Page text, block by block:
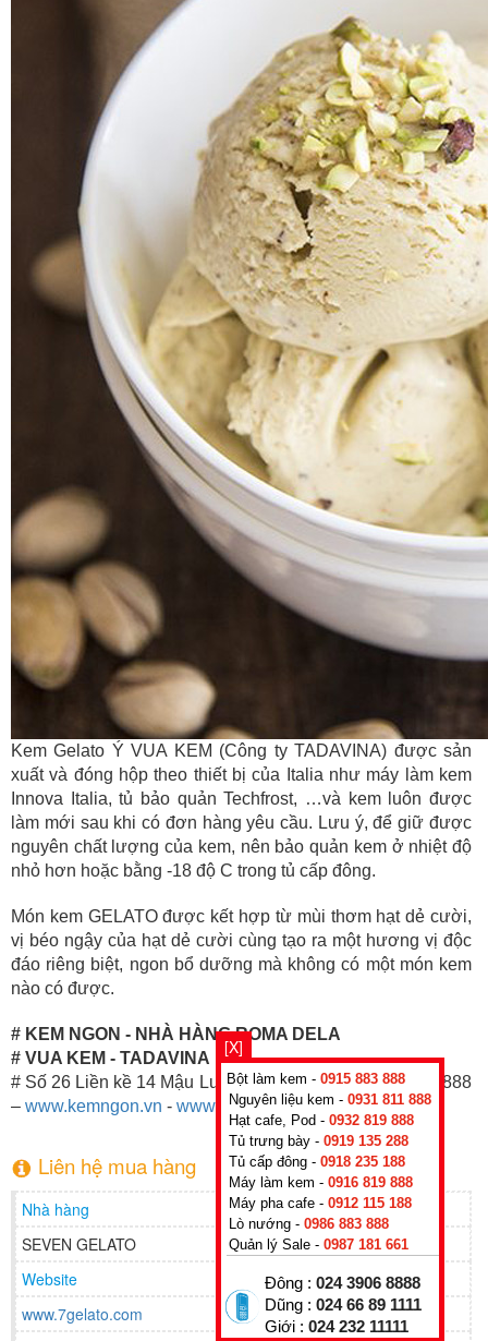
Kem Gelato Ý VUA KEM (Công ty TADAVINA) được sản
xuất và đóng hộp theo thiết bị của Italia như máy làm kem
Innova Italia, tủ bảo quản Techfrost, …và kem luôn được
làm mới sau khi có đơn hàng yêu cầu. Lưu ý, để giữ được
nguyên chất lượng của kem, nên bảo quản kem ở nhiệt độ
nhỏ hơn hoặc bằng -18 độ C trong tủ cấp đông.
Món kem GELATO được kết hợp từ mùi thơm hạt dẻ cười,
vị béo ngậy của hạt dẻ cười cùng tạo ra một hương vị độc
đáo riêng biệt, ngon bổ dưỡng mà không có một món kem
nào có được.
# KEM NGON - NHÀ HÀNG ROMA DELA
# VUA KEM - TADAVINA
# Số 26 Liền kề 14 Mậu Lương, Hà Nội – Tel: 0931 811 888
– www.kemngon.vn - www.vuakem.net
Liên hệ mua hàng
Nhà hàng
SEVEN GELATO
Website
www.7gelato.com
[X]
Bột làm kem - 0915 883 888
Nguyên liệu kem - 0931 811 888
Hạt cafe, Pod - 0932 819 888
Tủ trưng bày - 0919 135 288
Tủ cấp đông - 0918 235 188
Máy làm kem - 0916 819 888
Máy pha cafe - 0912 115 188
Lò nướng - 0986 883 888
Quản lý Sale - 0987 181 661
Đông : 024 3906 8888
Dũng : 024 66 89 1111
Giới : 024 232 11111